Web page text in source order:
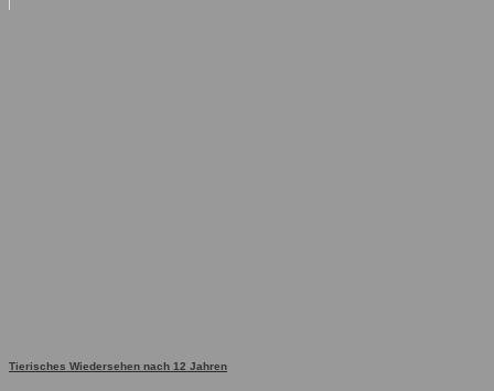
Tierisches Wiedersehen nach 12 Jahren